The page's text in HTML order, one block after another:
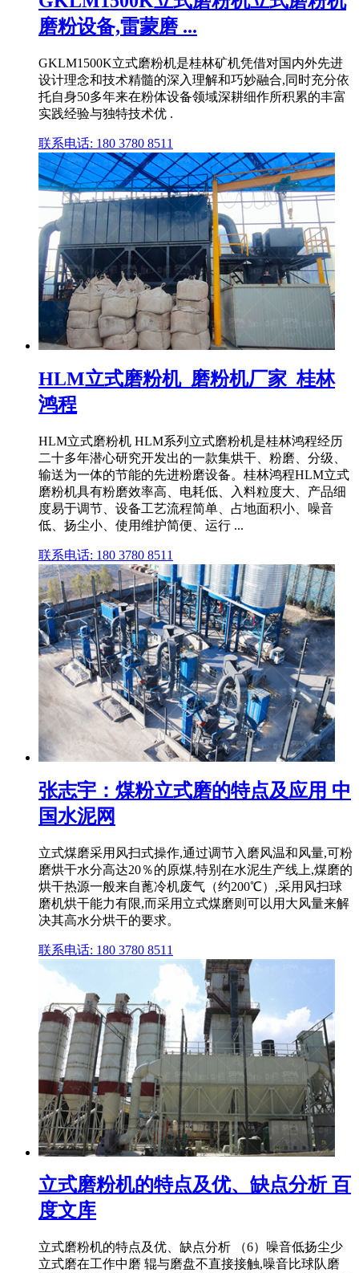
磨粉设备,雷蒙磨 ...
GKLM1500K立式磨粉机是桂林矿机凭借对国内外先进
设计理念和技术精髓的深入理解和巧妙融合,同时充分依
托自身50多年来在粉体设备领域深耕细作所积累的丰富
实践经验与独特技术优 .
联系电话: 180 3780 8511
HLM立式磨粉机_磨粉机厂家_桂林
鸿程
HLM立式磨粉机 HLM系列立式磨粉机是桂林鸿程经历
二十多年潜心研究开发出的一款集烘干、粉磨、分级、
输送为一体的节能的先进粉磨设备。桂林鸿程HLM立式
磨粉机具有粉磨效率高、电耗低、入料粒度大、产品细
度易于调节、设备工艺流程简单、占地面积小、噪音
低、扬尘小、使用维护简便、运行 ...
联系电话: 180 3780 8511
张志宇：煤粉立式磨的特点及应用 中
国水泥网
立式煤磨采用风扫式操作,通过调节入磨风温和风量,可粉
磨烘干水分高达20％的原煤,特别在水泥生产线上,煤磨的
烘干热源一般来自蓖冷机废气（约200℃）,采用风扫球
磨机烘干能力有限,而采用立式煤磨则可以用大风量来解
决其高水分烘干的要求。
联系电话: 180 3780 8511
立式磨粉机的特点及优、缺点分析 百
度文库
立式磨粉机的特点及优、缺点分析 （6）噪音低扬尘少
立式磨在工作中磨 辊与磨盘不直接接触,噪音比球队磨